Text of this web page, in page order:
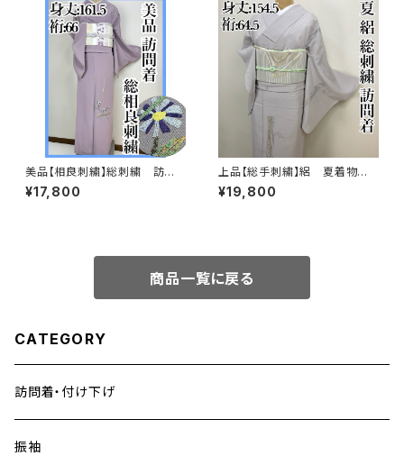
美品【相良刺繍】総刺繍 訪問
着 正絹 袷 s694
¥17,800
上品【総手刺繍】絽 夏着物
訪問着 正絹 s231
¥19,800
商品一覧に戻る
CATEGORY
訪問着・付け下げ
振袖